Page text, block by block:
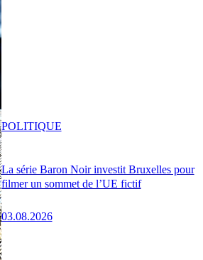
La série Baron Noir investit Bruxelles pour
filmer un sommet de l’UE fictif
03.08.2026
POLITIQUE